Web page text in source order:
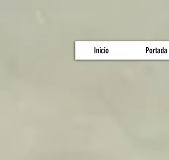
Inicio Portada